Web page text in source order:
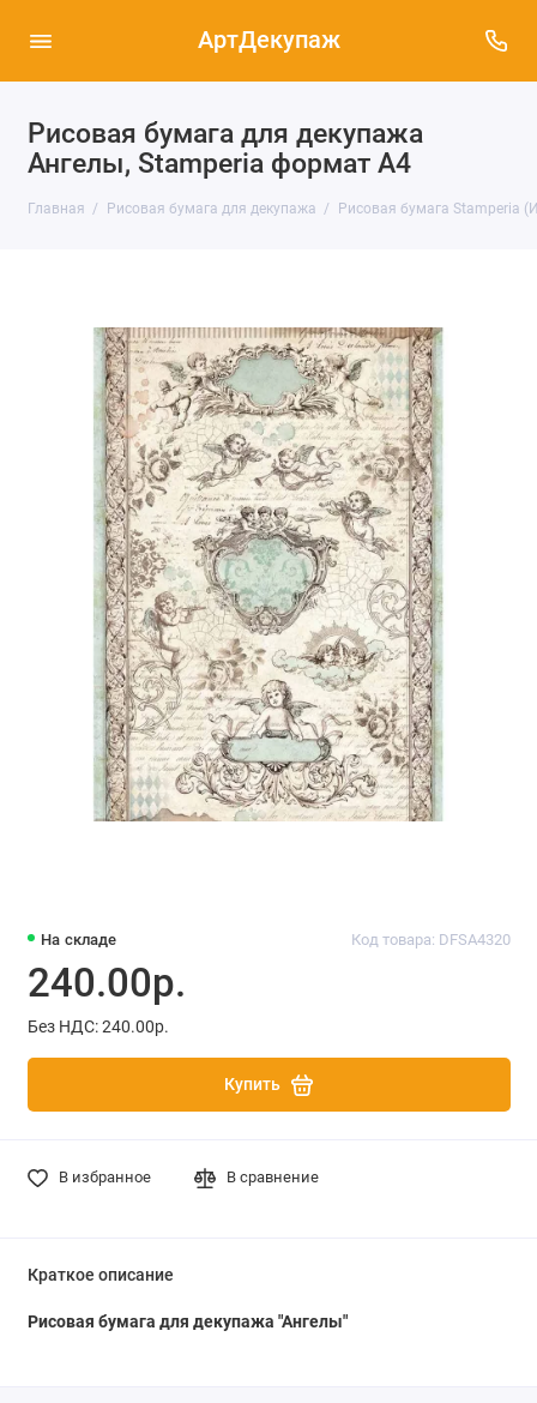
АртДекупаж
Рисовая бумага для декупажа
Ангелы, Stamperia формат А4
Главная Рисовая бумага для декупажа Рисовая бумага Stamperia
На складе Код товара: DFSA4320
240.00р.
Без НДС: 240.00р.
Купить
В избранное В сравнение
Краткое описание
Рисовая бумага для декупажа "Ангелы"